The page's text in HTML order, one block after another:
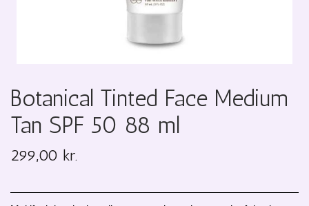
Botanical Tinted Face Medium
Tan SPF 50 88 ml
299,00 kr.